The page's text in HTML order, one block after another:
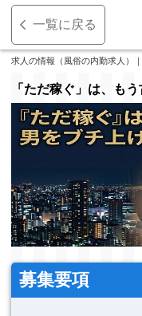
一覧に戻る
求人の情報（風俗の内勤求人）
「ただ稼ぐ」は、も
募集要項